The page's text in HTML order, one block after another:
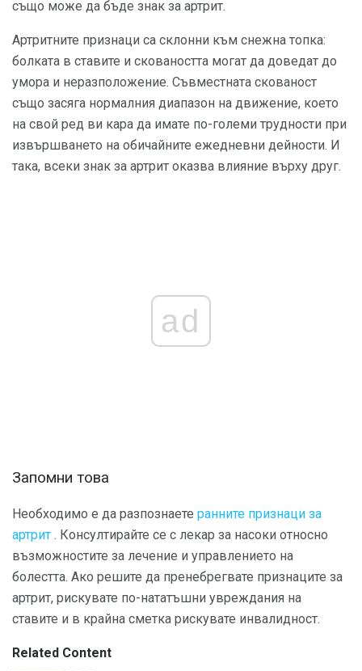
също може да бъде знак за артрит.
Артритните признаци са склонни към снежна топка:
болката в ставите и сковаността могат да доведат до
умора и неразположение. Съвместната скованост
също засяга нормалния диапазон на движение, което
на свой ред ви кара да имате по-големи трудности при
извършването на обичайните ежедневни дейности. И
така, всеки знак за артрит оказва влияние върху друг.
ad
Запомни това
Необходимо е да разпознаете ранните признаци за
артрит . Консултирайте се с лекар за насоки относно
възможностите за лечение и управлението на
болестта. Ако решите да пренебрегвате признаците за
артрит, рискувате по-нататъшни увреждания на
ставите и в крайна сметка рискувате инвалидност.
Related Content